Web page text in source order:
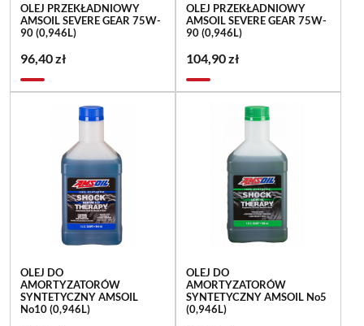
OLEJ PRZEKŁADNIOWY
AMSOIL SEVERE GEAR 75W-
90 (0,946L)
96,40 zł
OLEJ PRZEKŁADNIOWY
AMSOIL SEVERE GEAR 75W-
90 (0,946L)
104,90 zł
OLEJ DO
AMORTYZATORÓW
SYNTETYCZNY AMSOIL
No10 (0,946L)
OLEJ DO
AMORTYZATORÓW
SYNTETYCZNY AMSOIL No5
(0,946L)